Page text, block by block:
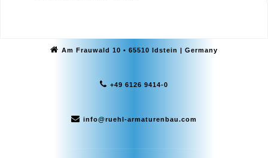
Am Frauwald 10 • 65510 Idstein | Germany
+49 6126 9414-0
info@ruehl-armaturenbau.com